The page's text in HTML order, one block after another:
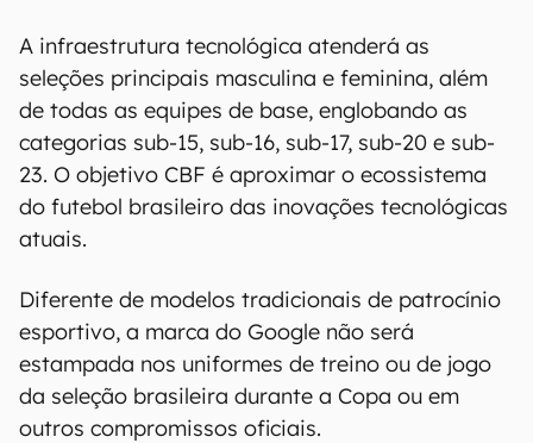
A infraestrutura tecnológica atenderá as
seleções principais masculina e feminina, além
de todas as equipes de base, englobando as
categorias sub-15, sub-16, sub-17, sub-20 e sub-
23. O objetivo CBF é aproximar o ecossistema
do futebol brasileiro das inovações tecnológicas
atuais.
Diferente de modelos tradicionais de patrocínio
esportivo, a marca do Google não será
estampada nos uniformes de treino ou de jogo
da seleção brasileira durante a Copa ou em
outros compromissos oficiais.